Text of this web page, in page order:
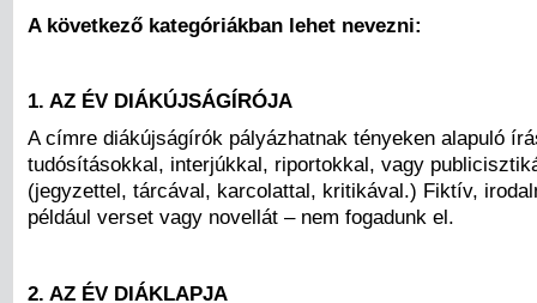
A következő kategóriákban lehet nevezni:
1. AZ ÉV DIÁKÚJSÁGÍRÓJA
A címre diákújságírók pályázhatnak tényeken alapuló
tudósításokkal, interjúkkal, riportokkal, vagy
(jegyzettel, tárcával, karcolattal, kritikával.) Fiktív,
például verset vagy novellát – nem fogadunk el.
2. AZ ÉV DIÁKLAPJA